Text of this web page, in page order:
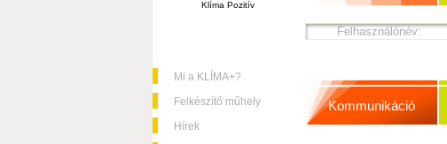
Klíma Pozitív
Mi a KLÍMA+?
Felkészítő műhely
Hírek
Kommunikáció